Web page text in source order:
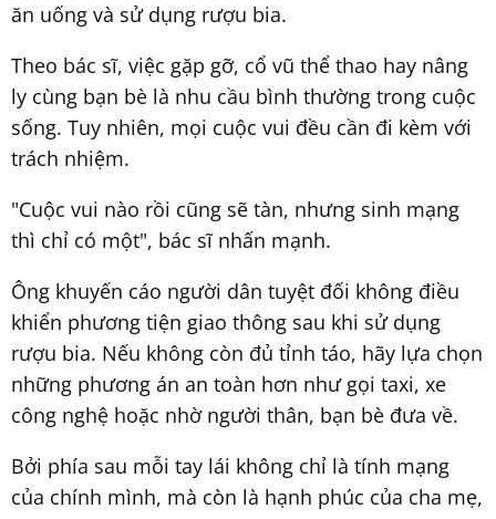
ăn uống và sử dụng rượu bia.
Theo bác sĩ, việc gặp gỡ, cổ vũ thể thao hay nâng
ly cùng bạn bè là nhu cầu bình thường trong cuộc
sống. Tuy nhiên, mọi cuộc vui đều cần đi kèm với
trách nhiệm.
"Cuộc vui nào rồi cũng sẽ tàn, nhưng sinh mạng
thì chỉ có một", bác sĩ nhấn mạnh.
Ông khuyến cáo người dân tuyệt đối không điều
khiển phương tiện giao thông sau khi sử dụng
rượu bia. Nếu không còn đủ tỉnh táo, hãy lựa chọn
những phương án an toàn hơn như gọi taxi, xe
công nghệ hoặc nhờ người thân, bạn bè đưa về.
Bởi phía sau mỗi tay lái không chỉ là tính mạng
của chính mình, mà còn là hạnh phúc của cha mẹ,